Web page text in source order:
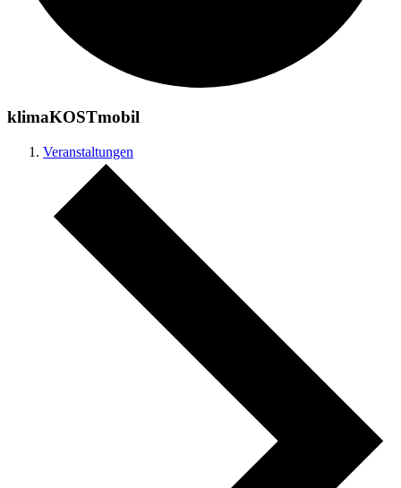
klimaKOSTmobil
Veranstaltungen